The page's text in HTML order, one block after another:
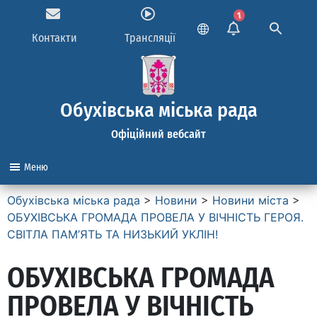
Контакти Трансляції
1
Обухівська міська рада
Офіційний вебсайт
Меню
Обухівська міська рада > Новини > Новини міста >
ОБУХІВСЬКА ГРОМАДА ПРОВЕЛА У ВІЧНІСТЬ ГЕРОЯ.
СВІТЛА ПАМ’ЯТЬ ТА НИЗЬКИЙ УКЛІН!
ОБУХІВСЬКА ГРОМАДА
ПРОВЕЛА У ВІЧНІСТЬ